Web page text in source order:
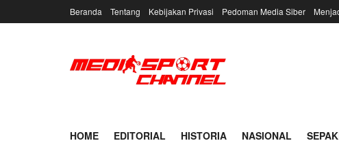
Beranda Tentang Kebijakan Privasi Pedoman Media Siber
HOME EDITORIAL HISTORIA NASIONAL